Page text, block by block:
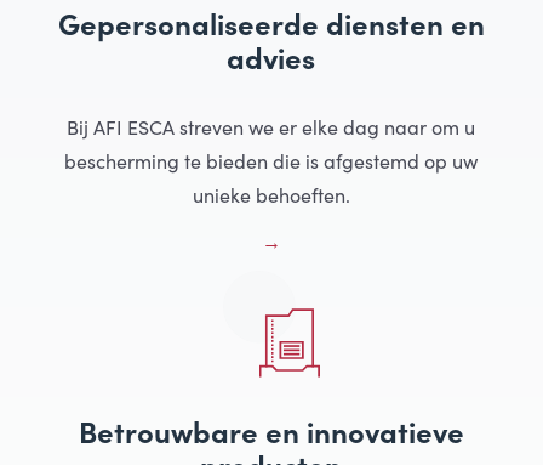
Gepersonaliseerde diensten en
advies
Bij AFI ESCA streven we er elke dag naar om u
bescherming te bieden die is afgestemd op uw
unieke behoeften.
Betrouwbare en innovatieve